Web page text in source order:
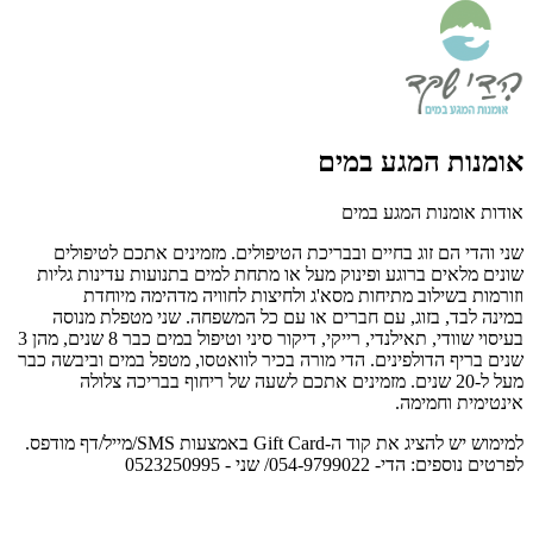
אומנות המגע במים
אודות אומנות המגע במים
שני והדי הם זוג בחיים ובבריכת הטיפולים. מזמינים אתכם לטיפולים
שונים מלאים ברוגע ופינוק מעל או מתחת למים בתנועות עדינות גליות
וזורמות בשילוב מתיחות מסא'ג ולחיצות לחוויה מדהימה מיוחדת
במינה לבד, בזוג, עם חברים או עם כל המשפחה. שני מטפלת מנוסה
בעיסוי שוודי, תאילנדי, רייקי, דיקור סיני וטיפול במים כבר 8 שנים, מהן 3
שנים בריף הדולפינים. הדי מורה בכיר לוואטסו, מטפל במים וביבשה כבר
מעל ל-20 שנים. מזמינים אתכם לשעה של ריחוף בבריכה צלולה
אינטימית וחמימה.
למימוש יש להציג את קוד ה-Gift Card באמצעות SMS/מייל/דף מודפס.
לפרטים נוספים: הדי- 054-9799022/ שני - 0523250995